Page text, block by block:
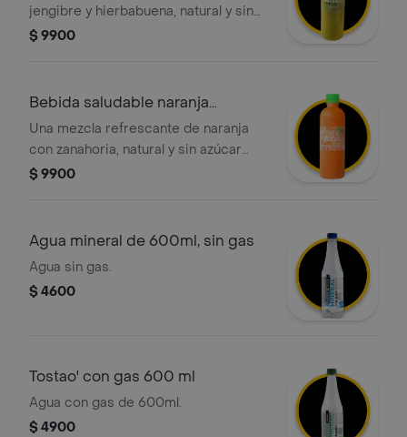
jengibre y hierbabuena, natural y sin
azúcar añadida, ideal para acompañar
$ 9900
Bebida saludable naranja
zanahoria
Una mezcla refrescante de naranja
con zanahoria, natural y sin azúcar
añadida, ideal para acompañar tus
$ 9900
Agua mineral de 600ml, sin gas
Agua sin gas.
$ 4600
Tostao' con gas 600 ml
Agua con gas de 600ml.
$ 4900